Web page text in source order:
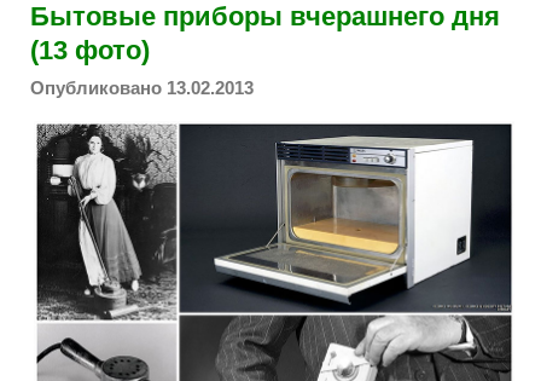
Бытовые приборы вчерашнего дня
(13 фото)
Опубликовано 13.02.2013
appliances_yesterday.jpg